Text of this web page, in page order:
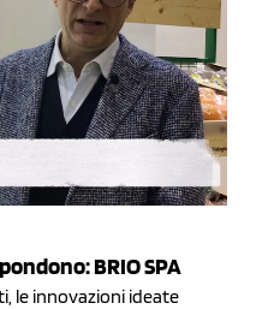
BRIO SPA
le innovazioni ideate